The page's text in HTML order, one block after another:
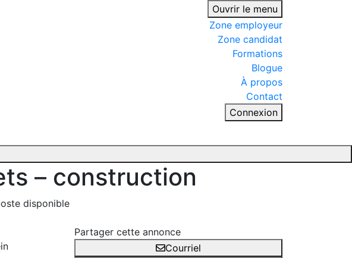
Ouvrir le menu
Zone employeur
Zone candidat
Formations
Blogue
À propos
Contact
Connexion
– construction
disponible
Partager cette annonce
Courriel